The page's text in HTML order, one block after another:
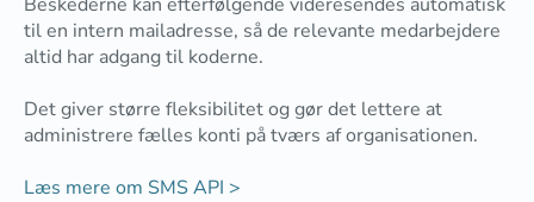
til en intern mailadresse, så de relevante medarbejdere
altid har adgang til koderne.
Det giver større fleksibilitet og gør det lettere at
administrere fælles konti på tværs af organisationen.
Læs mere om SMS API >